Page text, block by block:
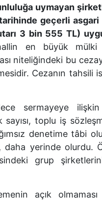
uymayan
geçerli asgari
3 bin 555 TL)
en büyük mülki
niteliğindeki bu
Cezanın tahsili
sermayeye ilişkin
toplu iş
denetime tâbi
daha yerinde
grup
açık